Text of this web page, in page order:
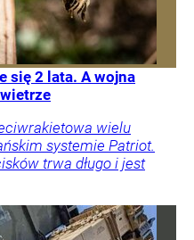
się 2 lata. A wojna
wielu
systemie Patriot.
trwa długo i jest